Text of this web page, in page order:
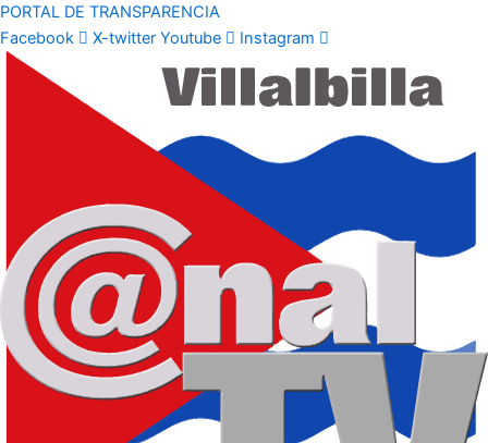
PORTAL DE TRANSPARENCIA
Facebook
X-twitter Youtube Instagram